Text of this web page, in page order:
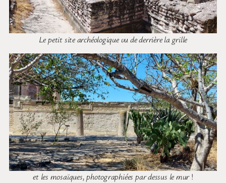
Le petit site archéologique vu de derrière la grille
et les mosaïques, photographiées par dessus le mur!